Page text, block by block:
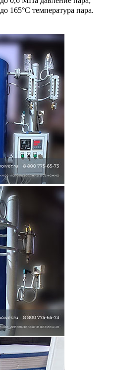
до 165°С температура пара.